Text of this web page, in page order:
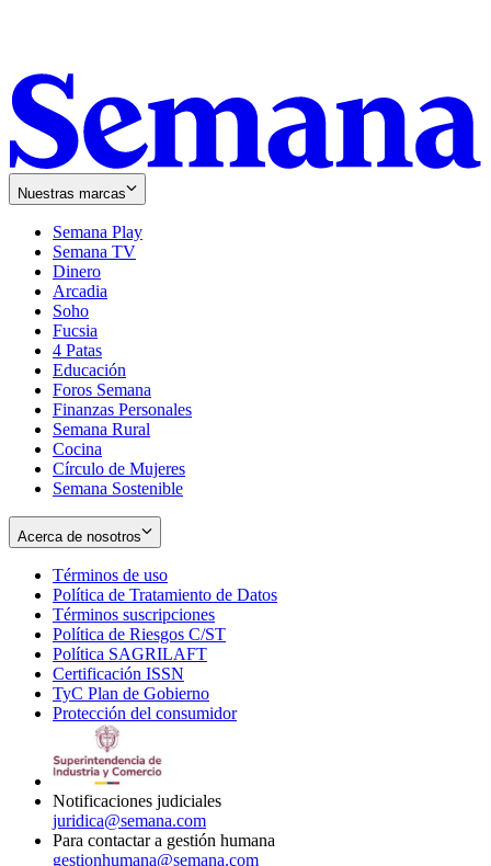
Nuestras marcas
Semana Play
Semana TV
Dinero
Arcadia
Soho
in
new
window
Fucsia
in
new
window
4 Patas
Educación
Foros Semana
Finanzas Personales
Semana Rural
Cocina
Círculo de Mujeres
Semana Sostenible
Acerca de nosotros
Términos de uso
in
new
window
Política de Tratamiento de Datos
Términos suscripciones
in
Política de Riesgos C/ST
Política SAGRILAFT
new
window
Certificación ISSN
in
new
TyC Plan de Gobierno
in
Protección del consumidorOpens
Notificaciones judiciales
juridica@semana.com
Para contactar a gestión humana
gestionhumana@semana.com